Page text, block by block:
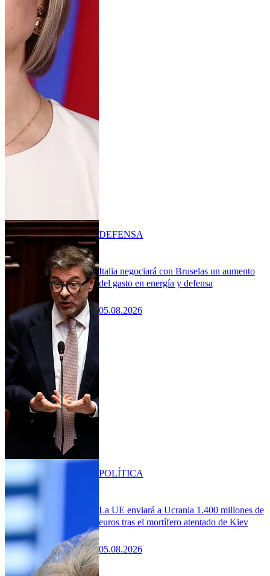
Italia negociará con Bruselas un aumento
del gasto en energía y defensa
05.08.2026
DEFENSA
La UE enviará a Ucrania 1.400 millones de
euros tras el mortífero atentado de Kiev
05.08.2026
POLÍTICA